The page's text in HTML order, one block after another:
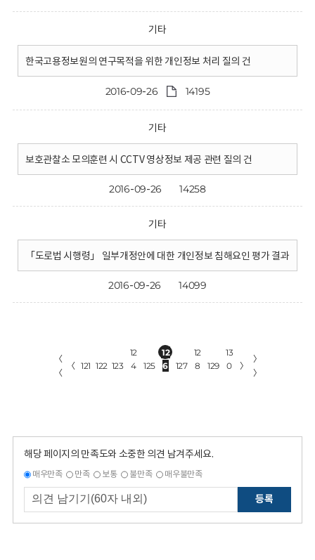
기타
한국고용정보원의 연구목적을 위한 개인정보 처리 질의 건
2016-09-26 14195
기타
보호관찰소 모의훈련 시 CCTV 영상정보 제공 관련 질의 건
2016-09-26 14258
기타
「도로법 시행령」 일부개정안에 대한 개인정보 침해요인 평가 결과
2016-09-26 14099
〈
〈
〈 121 122 123
12
4
125
12
6
127
12
8
129
13
0
〉
〉
〉
해당 페이지의 만족도와 소중한 의견 남겨주세요.
매우만족 만족 보통 불만족 매우불만족
등록